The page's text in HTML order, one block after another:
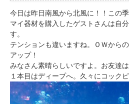
今日は昨日南風から北風に！！この
マイ器材を購入したゲストさんは自
す。
テンションも違いますね。ＯＷから
アップ！
みなさん素晴らしいですよ。お友達
１本目はディープへ。久々にコック